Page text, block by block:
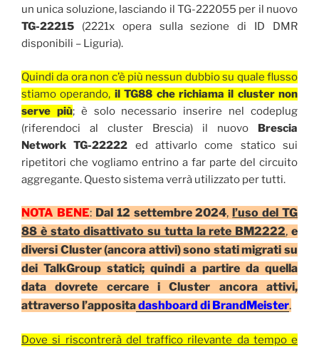
un unica soluzione, lasciando il TG-222055 per il nuovo
TG-22215 (2221x opera sulla sezione di ID DMR
disponibili – Liguria).
Quindi da ora non c’è più nessun dubbio su quale flusso
stiamo operando, il TG88 che richiama il cluster non
serve più; è solo necessario inserire nel codeplug
(riferendoci al cluster Brescia) il nuovo Brescia
Network TG-22222 ed attivarlo come statico sui
ripetitori che vogliamo entrino a far parte del circuito
aggregante. Questo sistema verrà utilizzato per tutti.
NOTA BENE: Dal 12 settembre 2024, l’uso del TG
88 è stato disattivato su tutta la rete BM2222,e
diversi Cluster (ancora attivi) sono stati migrati su
dei TalkGroup statici; quindi a partire da quella
data dovrete cercare i Cluster ancora attivi,
attraverso l’appositadashboard di BrandMeister.
Dove si riscontrerà del traffico rilevante da tempo e